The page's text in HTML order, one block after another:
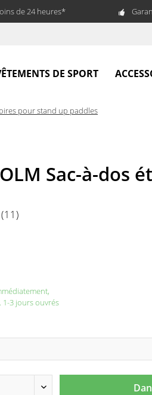
de 24 heures*
DE SPORT
pour stand up paddles
Sac-à-dos
(11)
1-3 jours ouvrés